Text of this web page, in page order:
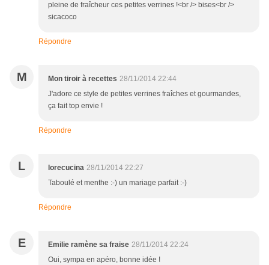
pleine de fraîcheur ces petites verrines !<br /> bises<br />
sicacoco
Répondre
M Mon tiroir à recettes 28/11/2014 22:44
J'adore ce style de petites verrines fraîches et gourmandes,
ça fait top envie !
Répondre
L lorecucina 28/11/2014 22:27
Taboulé et menthe :-) un mariage parfait :-)
Répondre
E Emilie ramène sa fraise 28/11/2014 22:24
Oui, sympa en apéro, bonne idée !